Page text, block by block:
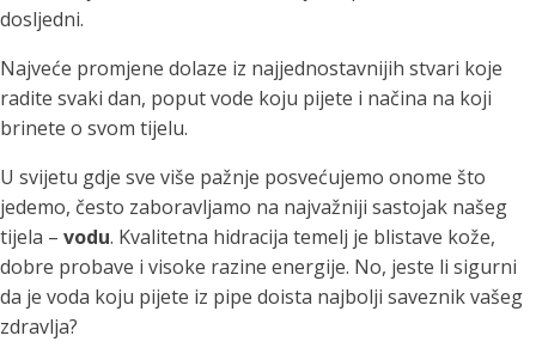
dosljedni.
Najveće promjene dolaze iz najjednostavnijih stvari koje
radite svaki dan, poput vode koju pijete i načina na koji
brinete o svom tijelu.
U svijetu gdje sve više pažnje posvećujemo onome što
jedemo, često zaboravljamo na najvažniji sastojak našeg
tijela – vodu. Kvalitetna hidracija temelj je blistave kože,
dobre probave i visoke razine energije. No, jeste li sigurni
da je voda koju pijete iz pipe doista najbolji saveznik vašeg
zdravlja?